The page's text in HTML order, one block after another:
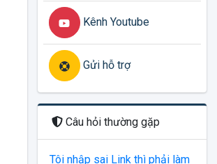
Kênh Youtube
Gửi hỗ trợ
Câu hỏi thường gặp
Tôi nhập sai Link thì phải làm